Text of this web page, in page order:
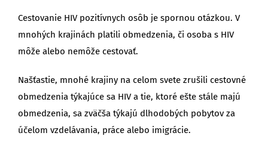
Cestovanie HIV pozitívnych osôb je spornou otázkou. V
mnohých krajinách platili obmedzenia, či osoba s HIV
môže alebo nemôže cestovať.
Našťastie, mnohé krajiny na celom svete zrušili cestovné
obmedzenia týkajúce sa HIV a tie, ktoré ešte stále majú
obmedzenia, sa zväčša týkajú dlhodobých pobytov za
účelom vzdelávania, práce alebo imigrácie.